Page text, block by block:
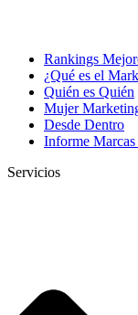
Rankings
¿Qué es el
Quién es Quién
Mujer
Desde Dentro
Informe
Servicios